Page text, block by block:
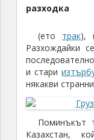
разходка
(ето трак),
Разхождайки
и стари
някакви
Поминъкът
Казахстан,